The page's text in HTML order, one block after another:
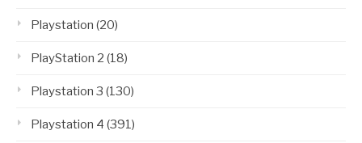
Playstation (20)
PlayStation 2 (18)
Playstation 3 (130)
Playstation 4 (391)